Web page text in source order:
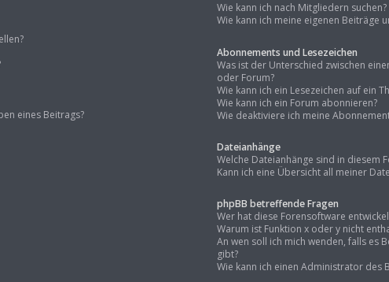
eines Beitrags?
Wie kann ich nach Mitgliedern suchen?
Wie kann ich meine eigenen Beiträge
Abonnements und Lesezeichen
Was ist der Unterschied zwischen
oder Forum?
Wie kann ich ein Lesezeichen auf ein
Wie kann ich ein Forum abonnieren?
Wie deaktiviere ich meine
Dateianhänge
Welche Dateianhänge sind in diesem
Kann ich eine Übersicht all meiner
phpBB betreffende Fragen
Wer hat diese Forensoftware
Warum ist Funktion x oder y nicht
An wen soll ich mich wenden, falls es
gibt?
Wie kann ich einen Administrator des